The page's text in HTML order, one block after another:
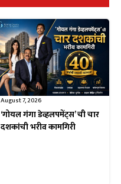
August 7, 2026
‘गोयल गंगा डेव्हलपमेंट्स’ ची चार
दशकांची भरीव कामगिरी